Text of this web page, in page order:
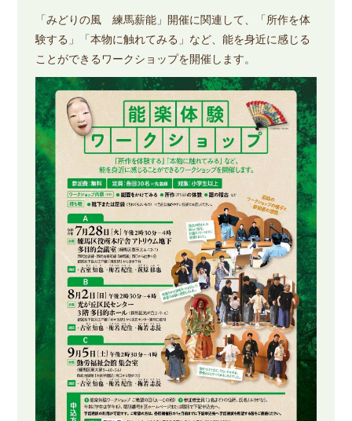
「みどりの風 練馬薪能」開催に関連して、「所作を体
験する」「本物に触れてみる」など、能を身近に感じる
ことができるワークショップを開催します。